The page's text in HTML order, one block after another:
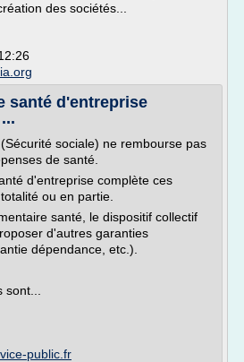
des sociétés...
santé d'entreprise
sociale) ne rembourse pas
de santé.
d'entreprise complète ces
ou en partie.
santé, le dispositif collectif
d'autres garanties
dépendance, etc.).
public.fr